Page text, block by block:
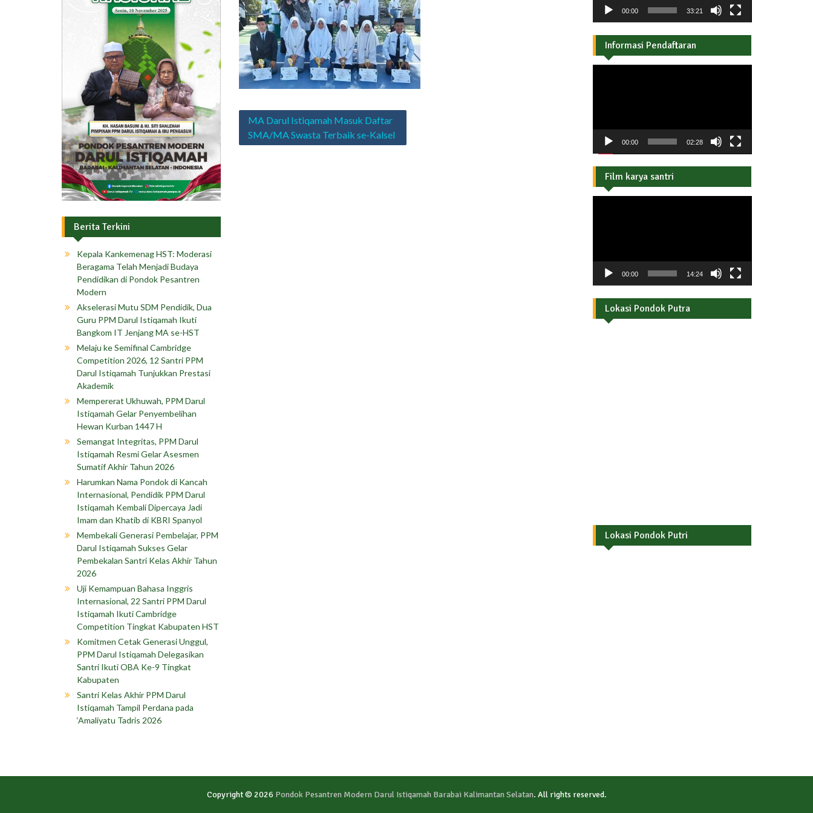
Navigasi
pos
MA Darul Istiqamah Masuk Daftar
SMA/MA Swasta Terbaik se-Kalsel
Berita Terkini
Kepala Kankemenag HST: Moderasi
Beragama Telah Menjadi Budaya
Pendidikan di Pondok Pesantren
Modern
Akselerasi Mutu SDM Pendidik, Dua
Guru PPM Darul Istiqamah Ikuti
Bangkom IT Jenjang MA se-HST
Melaju ke Semifinal Cambridge
Competition 2026, 12 Santri PPM
Darul Istiqamah Tunjukkan Prestasi
Akademik
Mempererat Ukhuwah, PPM Darul
Istiqamah Gelar Penyembelihan
Hewan Kurban 1447 H
Semangat Integritas, PPM Darul
Istiqamah Resmi Gelar Asesmen
Sumatif Akhir Tahun 2026
Harumkan Nama Pondok di Kancah
Internasional, Pendidik PPM Darul
Istiqamah Kembali Dipercaya Jadi
Imam dan Khatib di KBRI Spanyol
Membekali Generasi Pembelajar, PPM
Darul Istiqamah Sukses Gelar
Pembekalan Santri Kelas Akhir Tahun
2026
Uji Kemampuan Bahasa Inggris
Internasional, 22 Santri PPM Darul
Istiqamah Ikuti Cambridge
Competition Tingkat Kabupaten HST
Komitmen Cetak Generasi Unggul,
PPM Darul Istiqamah Delegasikan
Santri Ikuti OBA Ke-9 Tingkat
Kabupaten
Santri Kelas Akhir PPM Darul
Istiqamah Tampil Perdana pada
‘Amaliyatu Tadris 2026
00:00 33:21
Informasi Pendaftaran
00:00 02:28
Film karya santri
00:00 14:24
Lokasi Pondok Putra
Lokasi Pondok Putri
Copyright © 2026 Pondok Pesantren Modern Darul Istiqamah Barabai Kalimantan Selatan. All rights reserved.